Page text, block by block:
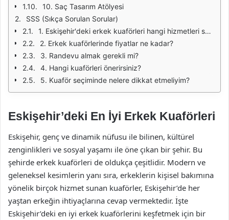
10. Saç Tasarım Atölyesi
SSS (Sıkça Sorulan Sorular)
1. Eskişehir'deki erkek kuaförleri hangi hizmetleri sunmaktadır?
2. Erkek kuaförlerinde fiyatlar ne kadar?
3. Randevu almak gerekli mi?
4. Hangi kuaförleri önerirsiniz?
5. Kuaför seçiminde nelere dikkat etmeliyim?
Eskişehir’deki En İyi Erkek Kuaförleri
Eskişehir, genç ve dinamik nüfusu ile bilinen, kültürel
zenginlikleri ve sosyal yaşamı ile öne çıkan bir şehir. Bu
şehirde erkek kuaförleri de oldukça çeşitlidir. Modern ve
geleneksel kesimlerin yanı sıra, erkeklerin kişisel bakımına
yönelik birçok hizmet sunan kuaförler, Eskişehir’de her
yaştan erkeğin ihtiyaçlarına cevap vermektedir. İşte
Eskişehir’deki en iyi erkek kuaförlerini keşfetmek için bir